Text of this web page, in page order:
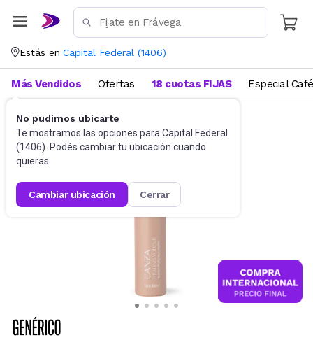
Estás en Capital Federal (1406)
No pudimos ubicarte
Te mostramos las opciones para Capital Federal
(1406). Podés cambiar tu ubicación cuando
quieras.
cambiar ubicación cerrar
Más Vendidos Ofertas 18 cuotas FIJAS Especial Café
Artículos de Peluquería